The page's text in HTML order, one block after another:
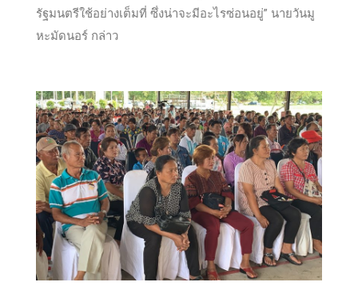
รัฐมนตรีใช้อย่างเต็มที่ ซึ่งน่าจะมีอะไรซ่อนอยู่” นายวันมู
หะมัดนอร์ กล่าว